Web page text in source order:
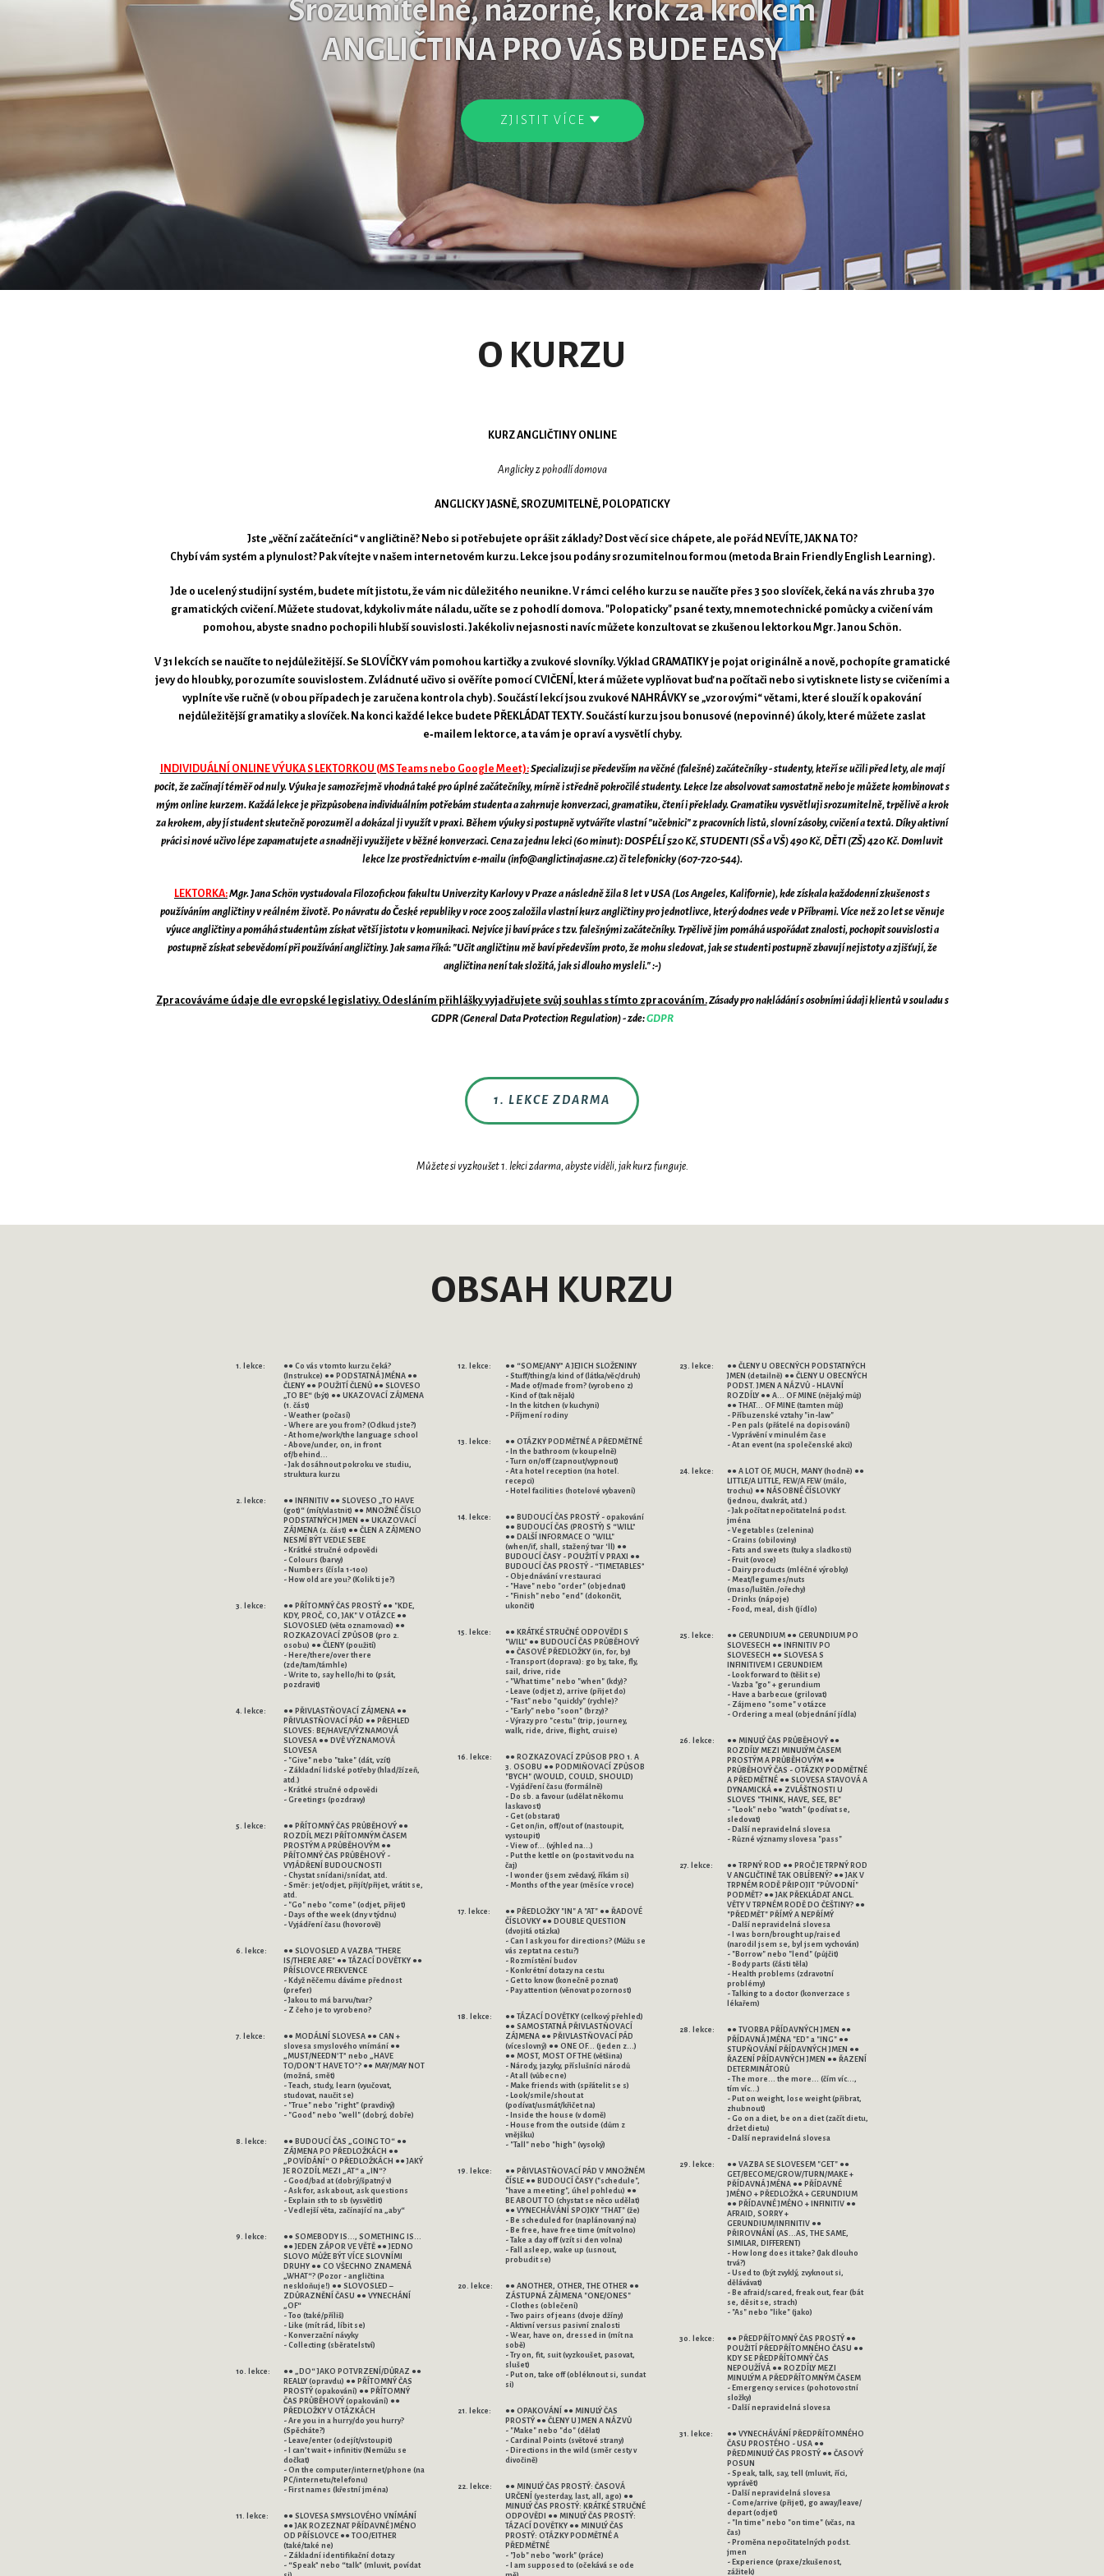
Srozumitelně, názorně, krok za krokem
ANGLIČTINA PRO VÁS BUDE EASY
ZJISTIT VÍCE
O KURZU
KURZ ANGLIČTINY ONLINE
Anglicky z pohodlí domova
ANGLICKY JASNĚ, SROZUMITELNĚ, POLOPATICKY
Jste „věční začátečníci“ v angličtině? Nebo si potřebujete oprášit základy? Dost věcí sice chápete, ale pořád NEVÍTE, JAK NA TO?
Chybí vám systém a plynulost? Pak vítejte v našem internetovém kurzu. Lekce jsou podány srozumitelnou formou (metoda Brain Friendly English Learning).
Jde o ucelený studijní systém, budete mít jistotu, že vám nic důležitého neunikne. V rámci celého kurzu se naučíte přes 3 500 slovíček, čeká na vás zhruba 370
gramatických cvičení. Můžete studovat, kdykoliv máte náladu, učíte se z pohodlí domova. "Polopaticky" psané texty, mnemotechnické pomůcky a cvičení vám
pomohou, abyste snadno pochopili hlubší souvislosti. Jakékoliv nejasnosti navíc můžete konzultovat se zkušenou lektorkou Mgr. Janou Schön.
V 31 lekcích se naučíte to nejdůležitější. Se SLOVÍČKY vám pomohou kartičky a zvukové slovníky. Výklad GRAMATIKY je pojat originálně a nově, pochopíte gramatické
jevy do hloubky, porozumíte souvislostem. Zvládnuté učivo si ověříte pomocí CVIČENÍ, která můžete vyplňovat buď na počítači nebo si vytisknete listy se cvičeními a
vyplníte vše ručně (v obou případech je zaručena kontrola chyb). Součástí lekcí jsou zvukové NAHRÁVKY se „vzorovými“ větami, které slouží k opakování
nejdůležitější gramatiky a slovíček. Na konci každé lekce budete PŘEKLÁDAT TEXTY. Součástí kurzu jsou bonusové (nepovinné) úkoly, které můžete zaslat
e‑mailem lektorce, a ta vám je opraví a vysvětlí chyby.
INDIVIDUÁLNÍ ONLINE VÝUKA S LEKTORKOU (MS Teams nebo Google Meet):Specializuji se především na věčné (falešné) začátečníky - studenty, kteří se učili před lety, ale mají
pocit, že začínají téměř od nuly. Výuka je samozřejmě vhodná také pro úplné začátečníky, mírně i středně pokročilé studenty. Lekce lze absolvovat samostatně nebo je můžete kombinovat s
mým online kurzem. Každá lekce je přizpůsobena individuálním potřebám studenta a zahrnuje konverzaci, gramatiku, čtení i překlady. Gramatiku vysvětluji srozumitelně, trpělivě a krok
za krokem, aby jí student skutečně porozuměl a dokázal ji využít v praxi. Během výuky si postupně vytváříte vlastní "učebnici" z pracovních listů, slovní zásoby, cvičení a textů. Díky aktivní
práci si nové učivo lépe zapamatujete a snadněji využijete v běžné konverzaci. Cena za jednu lekci (60 minut): DOSPÉLÍ 520 Kč, STUDENTI (SŠ a VŠ) 490 Kč, DĚTI (ZŠ) 420 Kč. Domluvit
lekce lze prostřednictvím e-mailu (info@anglictinajasne.cz) či telefonicky (607-720-544).
LEKTORKA:Mgr. Jana Schön vystudovala Filozofickou fakultu Univerzity Karlovy v Praze a následně žila 8 let v USA (Los Angeles, Kalifornie), kde získala každodenní zkušenost s
používáním angličtiny v reálném životě. Po návratu do České republiky v roce 2005 založila vlastní kurz angličtiny pro jednotlivce, který dodnes vede v Příbrami. Více než 20 let se věnuje
výuce angličtiny a pomáhá studentům získat větší jistotu v komunikaci. Nejvíce ji baví práce s tzv. falešnými začátečníky. Trpělivě jim pomáhá uspořádat znalosti, pochopit souvislosti a
postupně získat sebevědomí při používání angličtiny. Jak sama říká: "Učit angličtinu mě baví především proto, že mohu sledovat, jak se studenti postupně zbavují nejistoty a zjišťují, že
angličtina není tak složitá, jak si dlouho mysleli." :-)
Zpracováváme údaje dle evropské legislativy. Odesláním přihlášky vyjadřujete svůj souhlas s tímto zpracováním.Zásady pro nakládání s osobními údaji klientů v souladu s
GDPR (General Data Protection Regulation) - zde:GDPR
1. LEKCE ZDARMA
Můžete si vyzkoušet 1. lekci zdarma, abyste viděli, jak kurz funguje.
OBSAH KURZU
1. lekce:
●● Co vás v tomto kurzu čeká?
(Instrukce) ●● PODSTATNÁ JMÉNA ●●
ČLENY ●● POUŽITÍ ČLENŮ ●● SLOVESO
„TO BE“ (být) ●● UKAZOVACÍ ZÁJMENA
(1. část)
- Weather (počasí)
- Where are you from? (Odkud jste?)
- At home/work/the language school
- Above/under, on, in front
of/behind...
- Jak dosáhnout pokroku ve studiu,
struktura kurzu
2. lekce:
●● INFINITIV ●● SLOVESO „TO HAVE
(got)“ (mít/vlastnit) ●● MNOŽNÉ ČÍSLO
PODSTATNÝCH JMEN ●● UKAZOVACÍ
ZÁJMENA (2. část) ●● ČLEN A ZÁJMENO
NESMÍ BÝT VEDLE SEBE
- Krátké stručné odpovědi
- Colours (barvy)
- Numbers (čísla 1-100)
- How old are you? (Kolik ti je?)
3. lekce:
●● PŘÍTOMNÝ ČAS PROSTÝ ●● "KDE,
KDY, PROČ, CO, JAK" V OTÁZCE ●●
SLOVOSLED (věta oznamovací) ●●
ROZKAZOVACÍ ZPŮSOB (pro 2.
osobu) ●● ČLENY (použití)
- Here/there/over there
(zde/tam/támhle)
- Write to, say hello/hi to (psát,
pozdravit)
4. lekce:
●● PŘIVLASTŇOVACÍ ZÁJMENA ●●
PŘIVLASTŇOVACÍ PÁD ●● PŘEHLED
SLOVES: BE/HAVE/VÝZNAMOVÁ
SLOVESA ●● DVĚ VÝZNAMOVÁ
SLOVESA
- "Give" nebo "take" (dát, vzít)
- Základní lidské potřeby (hlad/žízeň,
atd.)
- Krátké stručné odpovědi
- Greetings (pozdravy)
5. lekce:
●● PŘÍTOMNÝ ČAS PRŮBĚHOVÝ ●●
ROZDÍL MEZI PŘÍTOMNÝM ČASEM
PROSTÝM A PRŮBĚHOVÝM ●●
PŘÍTOMNÝ ČAS PRŮBĚHOVÝ -
VYJÁDŘENÍ BUDOUCNOSTI
- Chystat snídani/snídat, atd.
- Směr: jet/odjet, přijít/přijet, vrátit se,
atd.
- "Go" nebo "come" (odjet, přijet)
- Days of the week (dny v týdnu)
- Vyjádření času (hovorově)
6. lekce:
●● SLOVOSLED A VAZBA "THERE
IS/THERE ARE" ●● TÁZACÍ DOVĚTKY ●●
PŘÍSLOVCE FREKVENCE
- Když něčemu dáváme přednost
(prefer)
- Jakou to má barvu/tvar?
- Z čeho je to vyrobeno?
7. lekce:
●● MODÁLNÍ SLOVESA ●● CAN +
slovesa smyslového vnímání ●●
„MUST/NEEDN’T” nebo „HAVE
TO/DON’T HAVE TO”? ●● MAY/MAY NOT
(možná, smět)
- Teach, study, learn (vyučovat,
studovat, naučit se)
- "True" nebo "right" (pravdivý)
- "Good" nebo "well" (dobrý, dobře)
8. lekce:
●● BUDOUCÍ ČAS „GOING TO“ ●●
ZÁJMENA PO PŘEDLOŽKÁCH ●●
„POVÍDÁNÍ“ O PŘEDLOŽKÁCH ●● JAKÝ
JE ROZDÍL MEZI „AT“ a „IN“?
- Good/bad at (dobrý/špatný v)
- Ask for, ask about, ask questions
- Explain sth to sb (vysvětlit)
- Vedlejší věta, začínající na „aby“
9. lekce:
●● SOMEBODY IS..., SOMETHING IS...
●● JEDEN ZÁPOR VE VĚTĚ ●● JEDNO
SLOVO MŮŽE BÝT VÍCE SLOVNÍMI
DRUHY ●● CO VŠECHNO ZNAMENÁ
„WHAT“? (Pozor - angličtina
neskloňuje!) ●● SLOVOSLED –
ZDŮRAZNĚNÍ ČASU ●● VYNECHÁNÍ
„OF“
- Too (také/příliš)
- Like (mít rád, líbit se)
- Konverzační návyky
- Collecting (sběratelství)
10. lekce:
●● „DO“ JAKO POTVRZENÍ/DŮRAZ ●●
REALLY (opravdu) ●● PŘÍTOMNÝ ČAS
PROSTÝ (opakování) ●● PŘÍTOMNÝ
ČAS PRŮBĚHOVÝ (opakování) ●●
PŘEDLOŽKY V OTÁZKÁCH
- Are you in a hurry/do you hurry?
(Spěcháte?)
- Leave/enter (odejít/vstoupit)
- I can’t wait + infinitiv (Nemůžu se
dočkat)
- On the computer/internet/phone (na
PC/internetu/telefonu)
- First names (křestní jména)
11. lekce:
●● SLOVESA SMYSLOVÉHO VNÍMÁNÍ
●● JAK ROZEZNAT PŘÍDAVNÉ JMÉNO
OD PŘÍSLOVCE ●● TOO/EITHER
(také/také ne)
- Základní identifikační dotazy
- “Speak” nebo “talk” (mluvit, povídat
12. lekce:
●● “SOME/ANY” A JEJICH SLOŽENINY
- Stuff/thing/a kind of (látka/věc/druh)
- Made of/made from? (vyrobeno z)
- Kind of (tak nějak)
- In the kitchen (v kuchyni)
- Příjmení rodiny
13. lekce:
●● OTÁZKY PODMĚTNÉ A PŘEDMĚTNÉ
- In the bathroom (v koupelně)
- Turn on/off (zapnout/vypnout)
- At a hotel reception (na hotel.
recepci)
- Hotel facilities (hotelové vybavení)
14. lekce:
●● BUDOUCÍ ČAS PROSTÝ - opakování
●● BUDOUCÍ ČAS (PROSTÝ) S “WILL”
●● DALŠÍ INFORMACE O "WILL"
(when/if, shall, stažený tvar ‘ll) ●●
BUDOUCÍ ČASY - POUŽITÍ V PRAXI ●●
BUDOUCÍ ČAS PROSTÝ - “TIMETABLES”
- Objednávání v restauraci
- "Have" nebo "order" (objednat)
- "Finish" nebo "end" (dokončit,
ukončit)
15. lekce:
●● KRÁTKÉ STRUČNÉ ODPOVĚDI S
"WILL" ●● BUDOUCÍ ČAS PRŮBĚHOVÝ
●● ČASOVÉ PŘEDLOŽKY (in, for, by)
- Transport (doprava): go by, take, fly,
sail, drive, ride
- "What time" nebo "when" (kdy)?
- Leave (odjet z), arrive (přijet do)
- "Fast" nebo "quickly" (rychle)?
- "Early" nebo "soon" (brzy)?
- Výrazy pro "cestu" (trip, journey,
walk, ride, drive, flight, cruise)
16. lekce:
●● ROZKAZOVACÍ ZPŮSOB PRO 1. A
3. OSOBU ●● PODMIŇOVACÍ ZPŮSOB
"BYCH" (WOULD, COULD, SHOULD)
- Vyjádření času (formálně)
- Do sb. a favour (udělat někomu
laskavost)
- Get (obstarat)
- Get on/in, off/out of (nastoupit,
vystoupit)
- View of... (výhled na...)
- Put the kettle on (postavit vodu na
čaj)
- I wonder (jsem zvědavý, říkám si)
- Months of the year (měsíce v roce)
17. lekce:
●● PŘEDLOŽKY "IN" A "AT" ●● ŘADOVÉ
ČÍSLOVKY ●● DOUBLE QUESTION
(dvojitá otázka)
- Can I ask you for directions? (Můžu se
vás zeptat na cestu?)
- Rozmístění budov
- Konkrétní dotazy na cestu
- Get to know (konečně poznat)
- Pay attention (věnovat pozornost)
18. lekce:
●● TÁZACÍ DOVĚTKY (celkový přehled)
●● SAMOSTATNÁ PŘIVLASTŇOVACÍ
ZÁJMENA ●● PŘIVLASTŇOVACÍ PÁD
(víceslovný) ●● ONE OF... (jeden z...)
●● MOST, MOST OF THE (většina)
- Národy, jazyky, příslušníci národů
- At all (vůbec ne)
- Make friends with (spřátelit se s)
- Look/smile/shout at
(podívat/usmát/křičet na)
- Inside the house (v domě)
- House from the outside (dům z
vnějšku)
- "Tall" nebo "high" (vysoký)
19. lekce:
●● PŘIVLASTŇOVACÍ PÁD V MNOŽNÉM
ČÍSLE ●● BUDOUCÍ ČASY ("schedule",
"have a meeting", úhel pohledu) ●●
BE ABOUT TO (chystat se něco udělat)
●● VYNECHÁVÁNÍ SPOJKY "THAT" (že)
- Be scheduled for (naplánovaný na)
- Be free, have free time (mít volno)
- Take a day off (vzít si den volna)
- Fall asleep, wake up (usnout,
probudit se)
20. lekce:
●● ANOTHER, OTHER, THE OTHER ●●
ZÁSTUPNÁ ZÁJMENA "ONE/ONES"
- Clothes (oblečení)
- Two pairs of jeans (dvoje džíny)
- Aktivní versus pasivní znalosti
- Wear, have on, dressed in (mít na
sobě)
- Try on, fit, suit (vyzkoušet, pasovat,
slušet)
- Put on, take off (obléknout si, sundat
si)
21. lekce:
●● OPAKOVÁNÍ ●● MINULÝ ČAS
PROSTÝ ●● ČLENY U JMEN A NÁZVŮ
- "Make" nebo "do" (dělat)
- Cardinal Points (světové strany)
- Directions in the wild (směr cesty v
divočině)
22. lekce:
●● MINULÝ ČAS PROSTÝ: ČASOVÁ
URČENÍ (yesterday, last, all, ago) ●●
MINULÝ ČAS PROSTÝ: KRÁTKÉ STRUČNÉ
ODPOVĚDI ●● MINULÝ ČAS PROSTÝ:
TÁZACÍ DOVĚTKY ●● MINULÝ ČAS
PROSTÝ: OTÁZKY PODMĚTNÉ A
PŘEDMĚTNÉ
- "Job" nebo "work" (práce)
- I am supposed to (očekává se ode
23. lekce:
●● ČLENY U OBECNÝCH PODSTATNÝCH
JMEN (detailně) ●● ČLENY U OBECNÝCH
PODST. JMEN A NÁZVŮ - HLAVNÍ
ROZDÍLY ●● A... OF MINE (nějaký můj)
●● THAT... OF MINE (tamten můj)
- Příbuzenské vztahy "in-law"
- Pen pals (přátelé na dopisování)
- Vyprávění v minulém čase
- At an event (na společenské akci)
24. lekce:
●● A LOT OF, MUCH, MANY (hodně) ●●
LITTLE/A LITTLE, FEW/A FEW (málo,
trochu) ●● NÁSOBNÉ ČÍSLOVKY
(jednou, dvakrát, atd.)
- Jak počítat nepočitatelná podst.
jména
- Vegetables (zelenina)
- Grains (obiloviny)
- Fats and sweets (tuky a sladkosti)
- Fruit (ovoce)
- Dairy products (mléčné výrobky)
- Meat/legumes/nuts
(maso/luštěn./ořechy)
- Drinks (nápoje)
- Food, meal, dish (jídlo)
25. lekce:
●● GERUNDIUM ●● GERUNDIUM PO
SLOVESECH ●● INFINITIV PO
SLOVESECH ●● SLOVESA S
INFINITIVEM I GERUNDIEM
- Look forward to (těšit se)
- Vazba "go" + gerundium
- Have a barbecue (grilovat)
- Zájmeno "some" v otázce
- Ordering a meal (objednání jídla)
26. lekce:
●● MINULÝ ČAS PRŮBĚHOVÝ ●●
ROZDÍLY MEZI MINULÝM ČASEM
PROSTÝM A PRŮBĚHOVÝM ●●
PRŮBĚHOVÝ ČAS - OTÁZKY PODMĚTNÉ
A PŘEDMĚTNÉ ●● SLOVESA STAVOVÁ A
DYNAMICKÁ ●● ZVLÁŠTNOSTI U
SLOVES "THINK, HAVE, SEE, BE"
- "Look" nebo "watch" (podívat se,
sledovat)
- Další nepravidelná slovesa
- Různé významy slovesa "pass"
27. lekce:
●● TRPNÝ ROD ●● PROČ JE TRPNÝ ROD
V ANGLIČTINĚ TAK OBLÍBENÝ? ●● JAK V
TRPNÉM RODĚ PŘIPOJIT "PŮVODNÍ"
PODMĚT? ●● JAK PŘEKLÁDAT ANGL.
VĚTY V TRPNÉM RODĚ DO ČEŠTINY? ●●
"PŘEDMĚT" PŘÍMÝ A NEPŘÍMÝ
- Další nepravidelná slovesa
- I was born/brought up/raised
(narodil jsem se, byl jsem vychován)
- "Borrow" nebo "lend" (půjčit)
- Body parts (části těla)
- Health problems (zdravotní
problémy)
- Talking to a doctor (konverzace s
lékařem)
28. lekce:
●● TVORBA PŘÍDAVNÝCH JMEN ●●
PŘÍDAVNÁ JMÉNA "ED" a "ING" ●●
STUPŇOVÁNÍ PŘÍDAVNÝCH JMEN ●●
ŘAZENÍ PŘÍDAVNÝCH JMEN ●● ŘAZENÍ
DETERMINÁTORŮ
- The more... the more... (čím víc...,
tím víc...)
- Put on weight, lose weight (přibrat,
zhubnout)
- Go on a diet, be on a diet (začít dietu,
držet dietu)
- Další nepravidelná slovesa
29. lekce:
●● VAZBA SE SLOVESEM "GET" ●●
GET/BECOME/GROW/TURN/MAKE +
PŘÍDAVNÁ JMÉNA ●● PŘÍDAVNÉ
JMÉNO + PŘEDLOŽKA + GERUNDIUM
●● PŘÍDAVNÉ JMÉNO + INFINITIV ●●
AFRAID, SORRY +
GERUNDIUM/INFINITIV ●●
PŘIROVNÁNÍ (AS...AS, THE SAME,
SIMILAR, DIFFERENT)
- How long does it take? (Jak dlouho
trvá?)
- Used to (být zvyklý, zvyknout si,
dělávávat)
- Be afraid/scared, freak out, fear (bát
se, děsit se, strach)
- "As" nebo "like" (jako)
30. lekce:
●● PŘEDPŘÍTOMNÝ ČAS PROSTÝ ●●
POUŽITÍ PŘEDPŘÍTOMNÉHO ČASU ●●
KDY SE PŘEDPŘÍTOMNÝ ČAS
NEPOUŽÍVÁ ●● ROZDÍLY MEZI
MINULÝM A PŘEDPŘÍTOMNÝM ČASEM
- Emergency services (pohotovostní
složky)
- Další nepravidelná slovesa
31. lekce:
●● VYNECHÁVÁNÍ PŘEDPŘÍTOMNÉHO
ČASU PROSTÉHO - USA ●●
PŘEDMINULÝ ČAS PROSTÝ ●● ČASOVÝ
POSUN
- Speak, talk, say, tell (mluvit, říci,
vyprávět)
- Další nepravidelná slovesa
- Come/arrive (přijet), go away/leave/
depart (odjet)
- "In time" nebo "on time" (včas, na
čas)
- Proměna nepočitatelných podst.
jmen
- Experience (praxe/zkušenost,
zážitek)